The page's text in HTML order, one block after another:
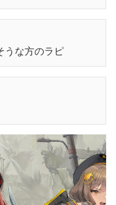
うな方のラピ